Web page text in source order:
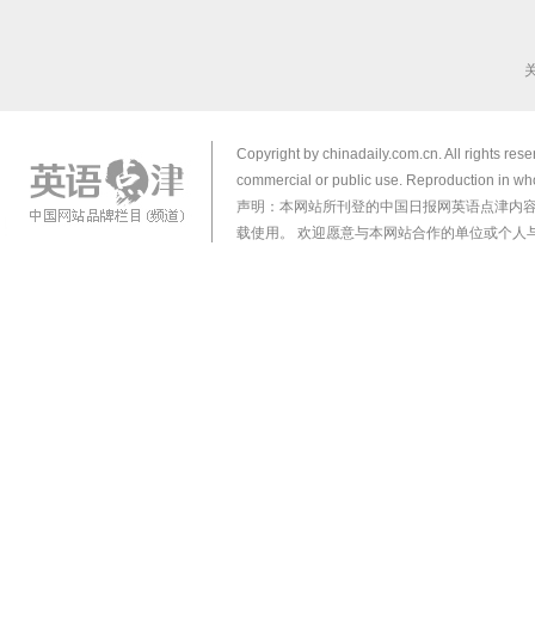
Copyright by chinadaily.com.cn. All rights
commercial or public use. Reproduction in
声明：本网站所刊登的中国日报网英语点津内
载使用。 欢迎愿意与本网站合作的单位或个人